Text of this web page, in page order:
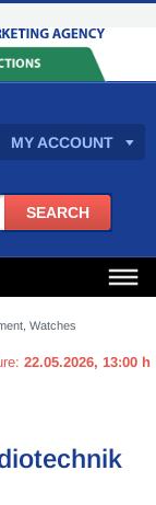
MY ACCOUNT
Watches
22.05.2026, 13:00 h